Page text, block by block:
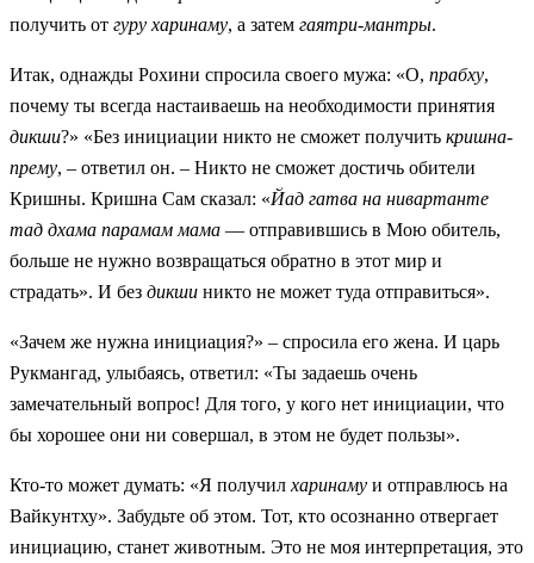
получить от гуру харинаму, а затем гаятри-мантры.
Итак, однажды Рохини спросила своего мужа: «О, прабху,
почему ты всегда настаиваешь на необходимости принятия
дикши?» «Без инициации никто не сможет получить кришна-
прему, – ответил он. – Никто не сможет достичь обители
Кришны. Кришна Сам сказал: «Йад гатва на нивартанте
тад дхама парамам мама — отправившись в Мою обитель,
больше не нужно возвращаться обратно в этот мир и
страдать». И без дикши никто не может туда отправиться».
«Зачем же нужна инициация?» – спросила его жена. И царь
Рукмангад, улыбаясь, ответил: «Ты задаешь очень
замечательный вопрос! Для того, у кого нет инициации, что
бы хорошее они ни совершал, в этом не будет пользы».
Кто-то может думать: «Я получил харинаму и отправлюсь на
Вайкунтху». Забудьте об этом. Тот, кто осознанно отвергает
инициацию, станет животным. Это не моя интерпретация, это